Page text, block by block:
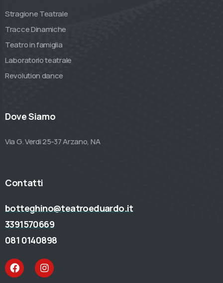
Stragione Teatrale
Tracce Dinamiche
Teatro in famiglia
Laboratorio teatrale
Revolution dance
Dove Siamo
Via G. Verdi 25-37 Arzano, NA
Contatti
botteghino@teatroeduardo.it
3391570669
081 0140898